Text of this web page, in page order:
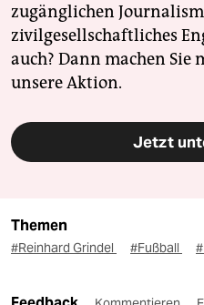
zugänglichen
zivilgesellschaftliches
auch? Dann machen
unsere Aktion.
Jetzt
Themen
#Reinhard Grindel #Fußball